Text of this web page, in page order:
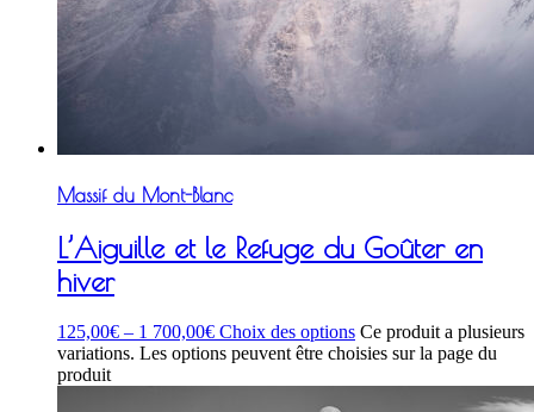
Massif du Mont-Blanc
L’Aiguille et le Refuge du Goûter en
hiver
125,00€ – 1 700,00€ Choix des options Ce produit a plusieurs
variations. Les options peuvent être choisies sur la page du
produit